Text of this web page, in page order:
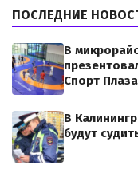
ПОСЛЕДНИЕ
В
Спорт
В
будут